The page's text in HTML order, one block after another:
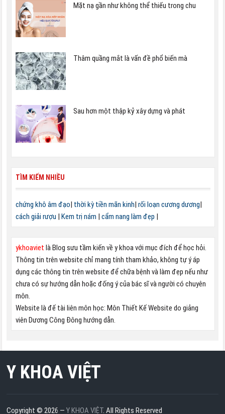
Mặt nạ gần như không thể thiếu trong chu
Thâm quầng mắt là vấn đề phổ biến mà
Sau hơn một thập kỷ xây dựng và phát
TÌM KIẾM NHIỀU
chứng khô âm đạo| thời kỳ tiền mãn kinh| rối loạn cương dương|
cách giải rượu | Kem trị nám | cẩm nang làm đẹp |
ykhoaviet là Blog sưu tầm kiến về y khoa với mục đích để học hỏi.
Thông tin trên website chỉ mang tính tham khảo, không tự ý áp
dụng các thông tin trên website để chữa bệnh và làm đẹp nếu như
chưa có sự hướng dẫn hoặc đống ý của bác sĩ và người có chuyên
môn.
Website là đế tài liên môn học: Môn Thiết Kế Website do giảng
viên Dương Công Đông hướng dẫn.
Y KHOA VIỆT
Copyright © 2026 —Y KHOA VIỆT. All Rights Reserved